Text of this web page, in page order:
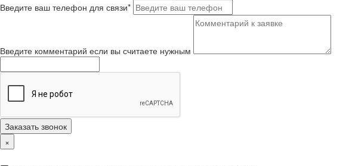
Введите ваш телефон для связи*
Введите комментарий если вы считаете нужным
Заказать звонок
×